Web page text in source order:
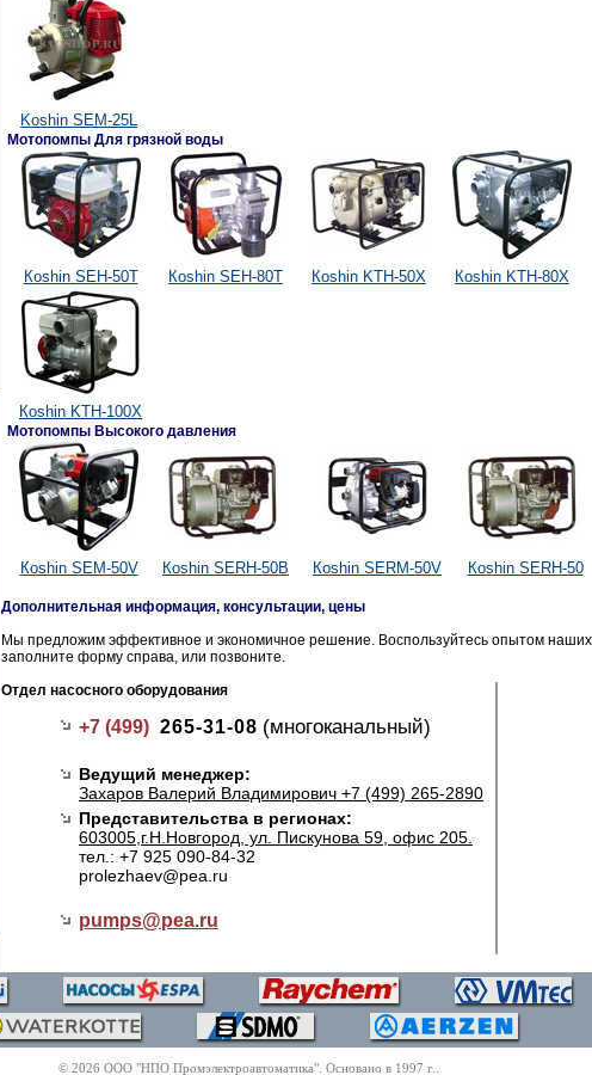
Koshin SEM-25L
Мотопомпы Для грязной воды
Кoshin SEH-50T Кoshin SEH-80T Кoshin KTH-50X Кoshin KTH-80X
Кoshin KTH-100X
Мотопомпы Высокого давления
Кoshin SEM-50V Кoshin SERH-50B Кoshin SERM-50V Кoshin SERH-50
Дополнительная информация, консультации, цены
Мы предложим эффективное и экономичное решение. Воспользуйтесь опытом наших
заполните форму справа, или позвоните.
Отдел насосного оборудования
+7 (499) 265-31-08 (многоканальный)
Ведущий менеджер:
Захаров Валерий Владимирович +7 (499) 265-2890
Представительства в регионах:
603005,г.Н.Новгород, ул. Пискунова 59, офис 205.
тел.: +7 925 090-84-32
prolezhaev@pea.ru
pumps@pea.ru
© 2026 ООО "НПО Промэлектроавтоматика". Основано в 1997 г..